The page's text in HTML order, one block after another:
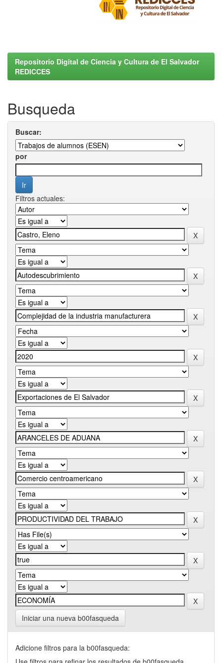
Repositorio Digital de Ciencia y Cultura de El Salvador
REDICCES
Busqueda
Buscar:
por
Filtros actuales:
Iniciar una nueva b00fasqueda
Adicione filtros para la b00fasqueda: